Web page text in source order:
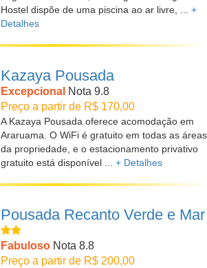
Hostel dispõe de uma piscina ao ar livre, ... +
Detalhes
Kazaya Pousada
Excepcional Nota 9.8
Preço a partir de R$ 170,00
A Kazaya Pousada oferece acomodação em
Araruama. O WiFi é gratuito em todas as áreas
da propriedade, e o estacionamento privativo
gratuito está disponível ... + Detalhes
Pousada Recanto Verde e Mar
Fabuloso Nota 8.8
Preço a partir de R$ 200,00